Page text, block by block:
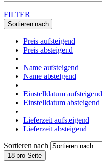
FILTER
Sortieren nach
Preis aufsteigend
Preis absteigend
Name aufsteigend
Name absteigend
Einstelldatum aufsteigend
Einstelldatum absteigend
Lieferzeit aufsteigend
Lieferzeit absteigend
Sortieren nach
18 pro Seite